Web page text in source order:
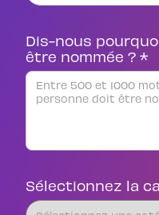
Dis-nous
être nommée ? *
Sélectionnez la